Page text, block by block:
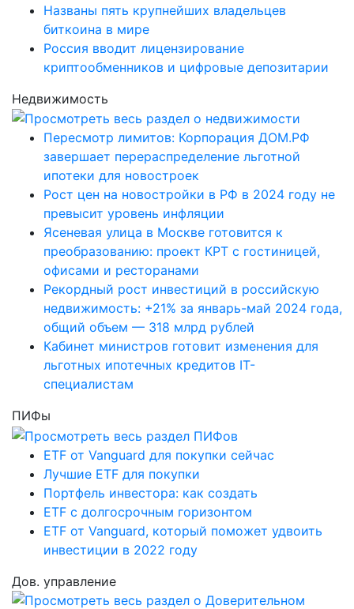
Названы пять крупнейших владельцев
биткоина в мире
Россия вводит лицензирование
криптообменников и цифровые депозитарии
Недвижимость
Пересмотр лимитов: Корпорация ДОМ.РФ
завершает перераспределение льготной
ипотеки для новостроек
Рост цен на новостройки в РФ в 2024 году не
превысит уровень инфляции
Ясеневая улица в Москве готовится к
преобразованию: проект КРТ с гостиницей,
офисами и ресторанами
Рекордный рост инвестиций в российскую
недвижимость: +21% за январь-май 2024 года,
общий объем — 318 млрд рублей
Кабинет министров готовит изменения для
льготных ипотечных кредитов IT-
специалистам
ПИФы
ETF от Vanguard для покупки сейчас
Лучшие ETF для покупки
Портфель инвестора: как создать
ETF с долгосрочным горизонтом
ETF от Vanguard, который поможет удвоить
инвестиции в 2022 году
Дов. управление